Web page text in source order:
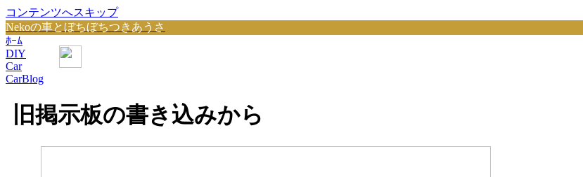
コンテンツへスキップ
Nekoの車とぼちぼちつきあうさ
ﾎｰﾑ
DIY
Car
CarBlog
旧掲示板の書き込みから